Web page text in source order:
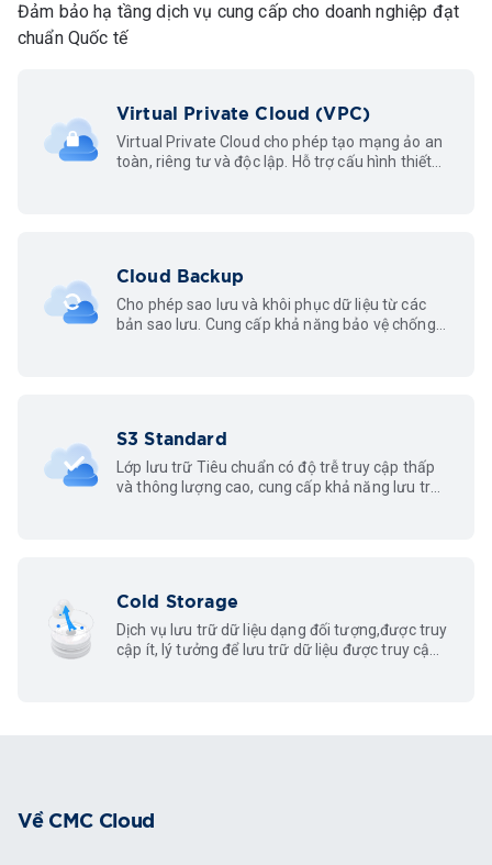
Đảm bảo hạ tầng dịch vụ cung cấp cho doanh nghiệp đạt
chuẩn Quốc tế
Virtual Private Cloud (VPC)
Virtual Private Cloud cho phép tạo mạng ảo an
toàn, riêng tư và độc lập. Hỗ trợ cấu hình thiết
Cloud Backup
Cho phép sao lưu và khôi phục dữ liệu từ các
bản sao lưu. Cung cấp khả năng bảo vệ chống
S3 Standard
Lớp lưu trữ Tiêu chuẩn có độ trễ truy cập thấp
và thông lượng cao, cung cấp khả năng lưu trữ
Cold Storage
Dịch vụ lưu trữ dữ liệu dạng đối tượng,được truy
cập ít, lý tưởng để lưu trữ dữ liệu được truy cập
Về CMC Cloud